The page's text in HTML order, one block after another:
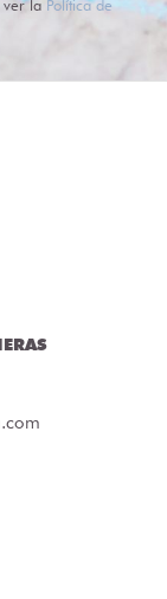
ver la Política de